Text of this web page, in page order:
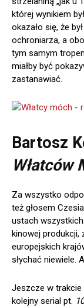
której wynikiem
okazało się, że
ochroniarza, a
tym samym
miałby być
zastanawiać.
Bartosz
Włatców
Za wszystko
też głosem
ustach
kinowej produkcji,
europejskich
słychać niewiele.
Jeszcze w trakcie
kolejny serial pt.